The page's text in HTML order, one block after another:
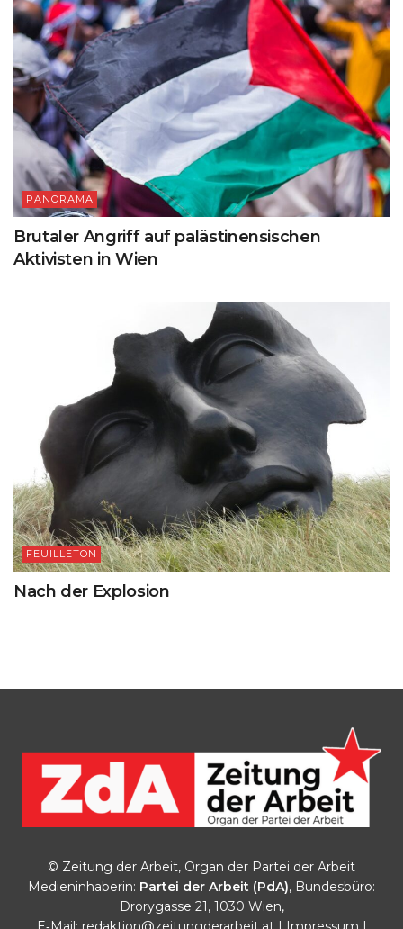
PANORAMA
Brutaler Angriff auf palästinensischen
Aktivisten in Wien
FEUILLETON
Nach der Explosion
© Zeitung der Arbeit, Organ der Partei der Arbeit
Medieninhaberin: Partei der Arbeit (PdA), Bundesbüro:
Drorygasse 21, 1030 Wien,